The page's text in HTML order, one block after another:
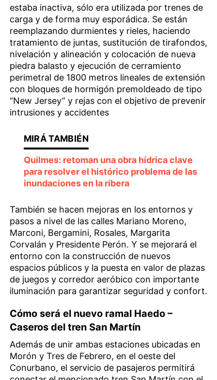
estaba inactiva, sólo era utilizada por trenes de
carga y de forma muy esporádica. Se están
reemplazando durmientes y rieles, haciendo
tratamiento de juntas, sustitución de tirafondos,
nivelación y alineación y colocación de nueva
piedra balasto y ejecución de cerramiento
perimetral de 1800 metros lineales de extensión
con bloques de hormigón premoldeado de tipo
“New Jersey” y rejas con el objetivo de prevenir
intrusiones y accidentes
Quilmes: retoman una obra hídrica clave
para resolver el histórico problema de las
inundaciones en la ribera
También se hacen mejoras en los entornos y
pasos a nivel de las calles Mariano Moreno,
Marconi, Bergamini, Rosales, Margarita
Corvalán y Presidente Perón. Y se mejorará el
entorno con la construcción de nuevos
espacios públicos y la puesta en valor de plazas
de juegos y corredor aeróbico con importante
iluminación para garantizar seguridad y confort.
Cómo será el nuevo ramal Haedo –
Caseros del tren San Martín
Además de unir ambas estaciones ubicadas en
Morón y Tres de Febrero, en el oeste del
Conurbano, el servicio de pasajeros permitirá